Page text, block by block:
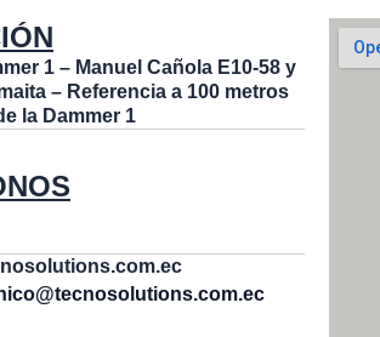
1 – Manuel Cañola E10-58 y
– Referencia a 100 metros
la Dammer 1